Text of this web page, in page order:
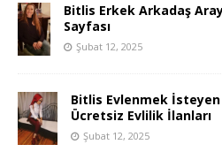
Bitlis Erkek Arkadaş
Sayfası
Şubat 12, 2025
Bitlis Evlenmek İsteyen
Ücretsiz Evlilik İlanları
Şubat 12, 2025